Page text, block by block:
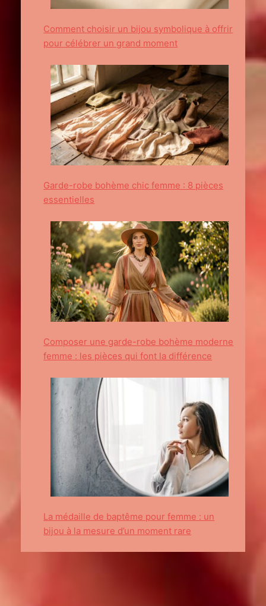
Comment choisir un bijou symbolique à offrir
pour célébrer un grand moment
Garde-robe bohème chic femme : 8 pièces
essentielles
Composer une garde-robe bohème moderne
femme : les pièces qui font la différence
La médaille de baptême pour femme : un
bijou à la mesure d’un moment rare